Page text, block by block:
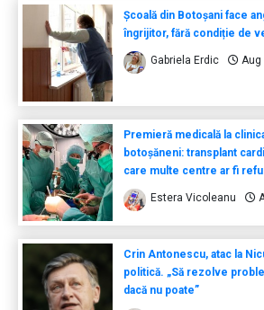
Școală din Botoșani face
îngrijitor, fără condiție de
Gabriela Erdic Aug
Premieră medicală la
botoșăneni: transplant
care multe centre ar fi
Estera Vicoleanu
Crin Antonescu, atac la
politică. „Să rezolve
dacă nu poate”